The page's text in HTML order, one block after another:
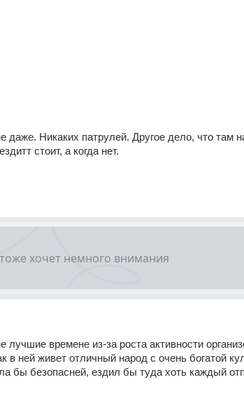
Никаких патрулей. Другое дело, что там
стоит, а когда нет.
лучшие времене из-за роста активности
в ней живет отличный народ с очень богатой
бы безопасней, ездил бы туда хоть каждый